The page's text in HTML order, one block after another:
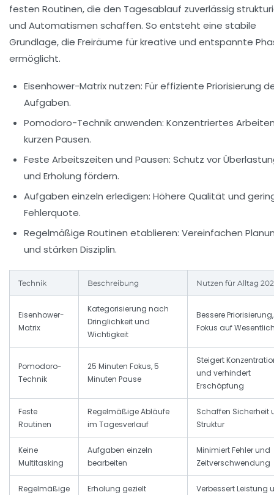
festen Routinen, die den Tagesablauf zuverlässig
und Automatismen schaffen. So entsteht eine stabile
Grundlage, die Freiräume für kreative und entspannte
ermöglicht.
Eisenhower-Matrix nutzen: Für effiziente Priorisierung
Aufgaben.
Pomodoro-Technik anwenden: Konzentriertes
kurzen Pausen.
Feste Arbeitszeiten und Pausen: Schutz vor
und Erholung fördern.
Aufgaben einzeln erledigen: Höhere Qualität und
Fehlerquote.
Regelmäßige Routinen etablieren: Vereinfachen
und stärken Disziplin.
Technik Beschreibung Nutzen für Alltag
Eisenhower-
Matrix
Kategorisierung nach
Dringlichkeit und
Wichtigkeit
Bessere Priorisierung,
Fokus auf
Pomodoro-
Technik
25 Minuten Fokus, 5
Minuten Pause
Steigert
und verhindert
Erschöpfung
Feste
Routinen
Regelmäßige Abläufe
im Tagesverlauf
Schaffen Sicherheit
Struktur
Keine
Multitasking
Aufgaben einzeln
bearbeiten
Minimiert Fehler und
Zeitverschwendung
Regelmäßige
Erholung gezielt
Verbessert Leistung